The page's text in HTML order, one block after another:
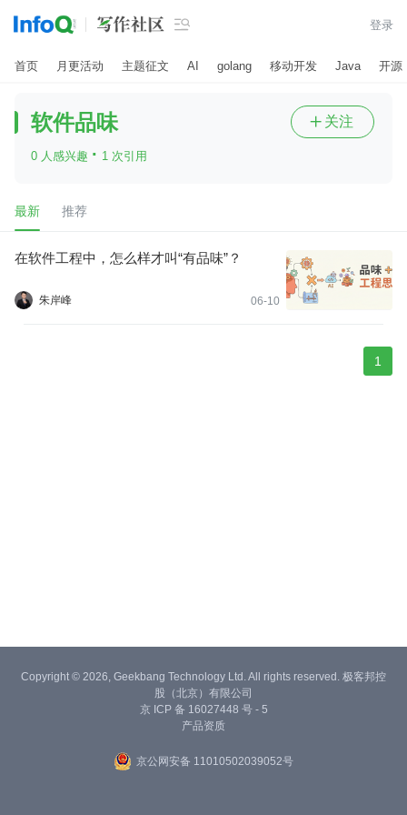
 登录
首页 月更活动 主题征文 AI golang 移动开发 Java 开源
软件品味
0 人感兴趣 · 1 次引用
 关注
最新 推荐
在软件工程中，怎么样才叫“有品味”？
朱岸峰 06-10
1
Copyright © 2026, Geekbang Technology Ltd. All rights reserved. 极客邦控
股（北京）有限公司
京 ICP 备 16027448 号 - 5
产品资质
京公网安备 11010502039052号